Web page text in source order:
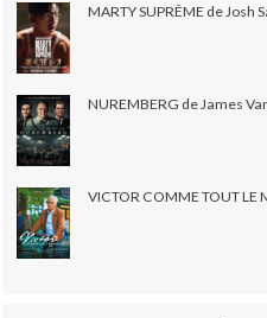
MARTY SUPRÊME de Josh
NUREMBERG de James
VICTOR COMME TOUT